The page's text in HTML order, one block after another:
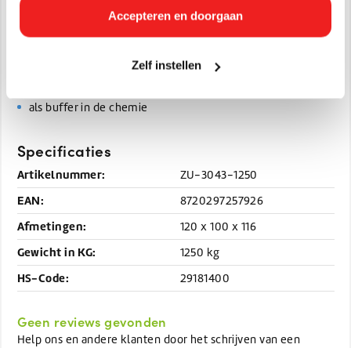
Accepteren en doorgaan
Zelf instellen
om metalen voorwerpen te ontdoen van roest
als antistollingsmiddel bij bloedafname
als buffer in de chemie
Specificaties
Artikelnummer: ZU-3043-1250
EAN: 8720297257926
Afmetingen: 120 x 100 x 116
Gewicht in KG: 1250 kg
HS-Code: 29181400
Geen reviews gevonden
Help ons en andere klanten door het schrijven van een